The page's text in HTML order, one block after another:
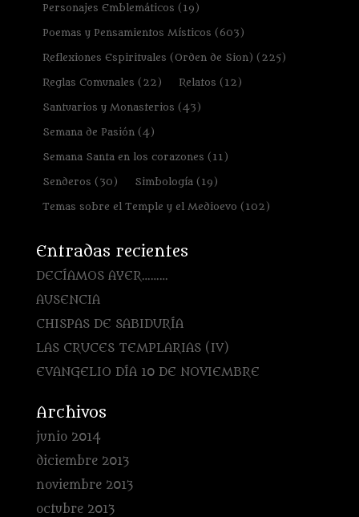
Personajes Emblemáticos (19)
Poemas y Pensamientos Místicos (603)
Reflexiones Espirituales (Orden de Sion) (225)
Reglas Comunales (22) Relatos (12)
Santuarios y Monasterios (43)
Semana de Pasión(4)
Semana Santa en los corazones (11)
Senderos (30) Simbología(19)
Temas sobre el Temple y el Medioevo (102)
Entradas recientes
DECÍAMOS AYER………
AUSENCIA
CHISPAS DE SABIDURÍA
LAS CRUCES TEMPLARIAS (IV)
EVANGELIO DÍA 10 DE NOVIEMBRE
Archivos
junio 2014
diciembre 2013
noviembre 2013
octubre 2013